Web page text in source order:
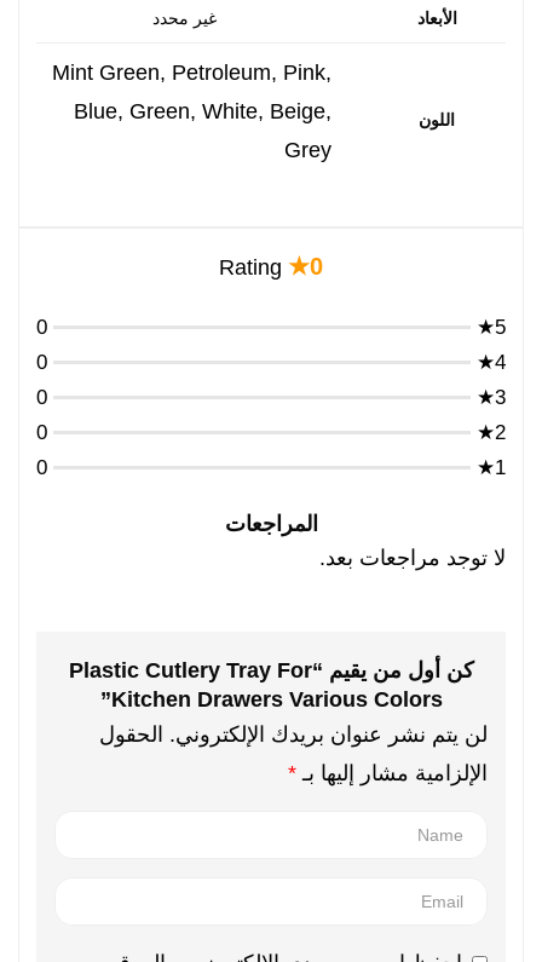
الأبعاد غير محدد
اللون
Mint Green, Petroleum, Pink,
Blue, Green, White, Beige,
Grey
0★
Rating
5★
0
4★
0
3★
0
2★
0
1★
0
المراجعات
لا توجد مراجعات بعد.
كن أول من يقيم “Plastic Cutlery Tray For
Kitchen Drawers Various Colors”
لن يتم نشر عنوان بريدك الإلكتروني. الحقول
الإلزامية مشار إليها بـ *